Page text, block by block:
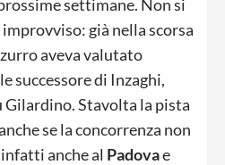
settimane. Non si
già nella scorsa
aveva valutato
successore di Inzaghi,
Stavolta la pista
se la concorrenza non
anche al Padovae